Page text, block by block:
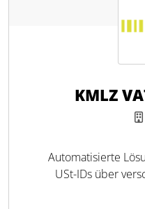
KMLZ
Automatisierte
USt-IDs über